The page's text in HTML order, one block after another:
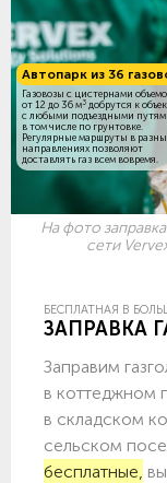
Автопарк из 36
Газовозы с цистернами
от 12 до 36 м3 добрутся к
c любыми подъездными
в том числе по грунтовке.
Регулярные маршруты в
направлениях позволяют
доставлять газ всем вовремя.
На фото
сети
БЕСПЛАТНАЯ В
ЗАПРАВКА
Заправим
в коттеджном
в складском
сельском
бесплатные,